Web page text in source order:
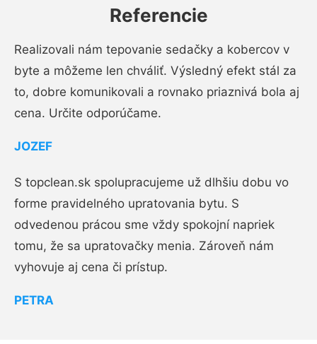
Referencie
Realizovali nám tepovanie sedačky a kobercov v
byte a môžeme len chváliť. Výsledný efekt stál za
to, dobre komunikovali a rovnako priaznivá bola aj
cena. Určite odporúčame.
JOZEF
S topclean.sk spolupracujeme už dlhšiu dobu vo
forme pravidelného upratovania bytu. S
odvedenou prácou sme vždy spokojní napriek
tomu, že sa upratovačky menia. Zároveň nám
vyhovuje aj cena či prístup.
PETRA